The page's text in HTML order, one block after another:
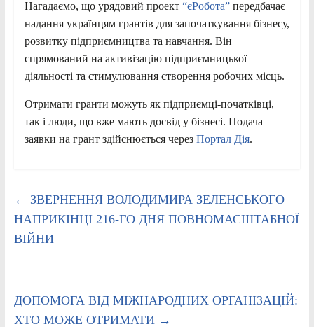
Нагадаємо, що урядовий проект “єРобота”передбачає
надання українцям грантів для започаткування бізнесу,
розвитку підприємництва та навчання. Він
спрямований на активізацію підприємницької
діяльності та стимулювання створення робочих місць.
Отримати гранти можуть як підприємці-початківці,
так і люди, що вже мають досвід у бізнесі. Подача
заявки на грант здійснюється через Портал Дія.
← ЗВЕРНЕННЯ ВОЛОДИМИРА ЗЕЛЕНСЬКОГО
НАПРИКІНЦІ 216-ГО ДНЯ ПОВНОМАСШТАБНОЇ
ВІЙНИ
ДОПОМОГА ВІД МІЖНАРОДНИХ ОРГАНІЗАЦІЙ:
ХТО МОЖЕ ОТРИМАТИ →